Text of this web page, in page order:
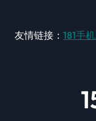
友情链接： 181手